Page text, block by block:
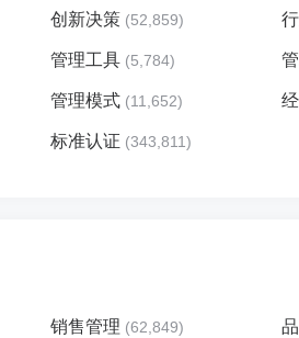
创新决策 (52,859)
管理工具 (5,784)
管理模式 (11,652)
标准认证 (343,811)
销售管理 (62,849)